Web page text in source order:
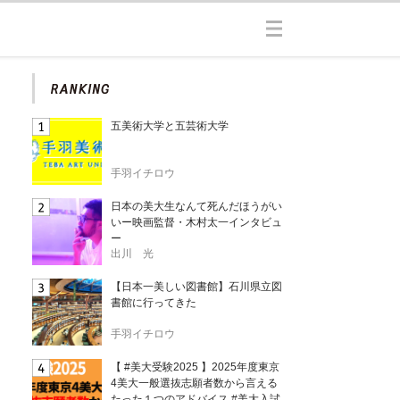
五美術大学と五芸術大学
手羽イチロウ
日本の美大生なんて死んだほうがい
いー映画監督・木村太一インタビュ
ー
出川 光
【日本一美しい図書館】石川県立図
書館に行ってきた
手羽イチロウ
【 #美大受験2025 】2025年度東京
4美大一般選抜志願者数から言える